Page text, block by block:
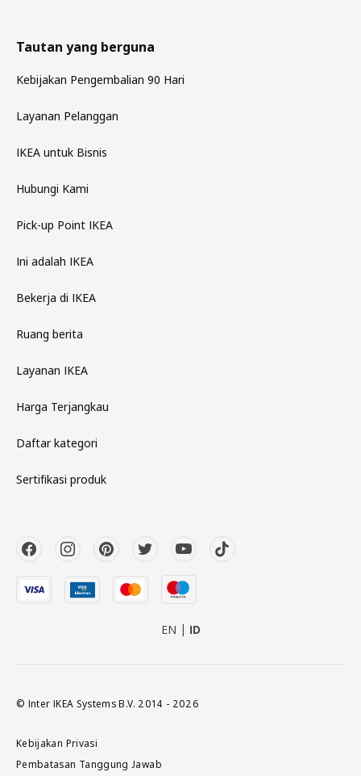
Tautan yang berguna
Kebijakan Pengembalian 90 Hari
Layanan Pelanggan
IKEA untuk Bisnis
Hubungi Kami
Pick-up Point IKEA
Ini adalah IKEA
Bekerja di IKEA
Ruang berita
Layanan IKEA
Harga Terjangkau
Daftar kategori
Sertifikasi produk
EN ID
© Inter IKEA Systems B.V. 2014 - 2026
Kebijakan Privasi
Pembatasan Tanggung Jawab